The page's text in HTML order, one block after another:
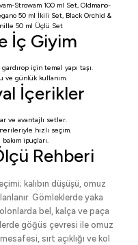
Strowam 100 ml Set, Oldmano-
50 ml İkili Set, Black Orchid &
50 ml Üçlü Set
İç Giyim
için temel yapı taşı.
ve günlük kullanım.
İçerikler
ve avantajlı setler.
hızlı seçim.
ipuçları.
Rehberi
kalıbın düşüşü, omuz
Gömleklerde yaka
bel, kalça ve paça
göğüs çevresi ile omuz
sırt açıklığı ve kol